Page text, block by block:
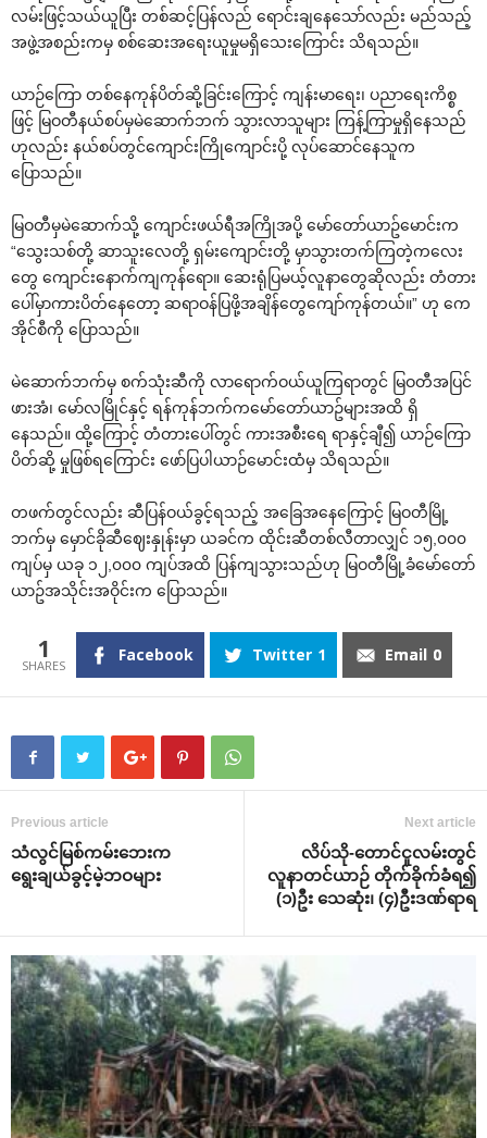
လမ်းဖြင့်သယ်ယူပြီး တစ်ဆင့်ပြန်လည် ရောင်းချနေသော်လည်း မည်သည့်
အဖွဲ့အစည်းကမှ စစ်ဆေးအရေးယူမှုမရှိသေးကြောင်း သိရသည်။
ယာဉ်ကြော တစ်နေကုန်ပိတ်ဆို့ခြင်းကြောင့် ကျန်းမာရေး၊ ပညာ‌ရေးကိစ္စ
ဖြင့် မြဝတီနယ်စပ်မှမဲဆောက်ဘက် သွားလာသူများ ကြန့်ကြာမှုရှိနေသည်
ဟုလည်း နယ်စပ်တွင်ကျောင်းကြိုကျောင်းပို့ လုပ်ဆောင်နေသူက
ပြောသည်။
မြဝတီမှမဲဆောက်သို့ ကျောင်းဖယ်ရီအကြိုအပို့ မော်တော်ယာဥ်မောင်းက
“သွေးသစ်တို့ ဆာသူးလေတို့ ရှမ်းကျောင်းတို့ မှာသွားတက်ကြတဲ့ကလေး
တွေ ကျောင်းနောက်ကျကုန်ရော။ ဆေးရုံပြမယ့်လူနာတွေဆိုလည်း တံတား
ပေါ်မှာကားပိတ်နေတော့ ဆရာဝန်ပြဖို့အချိန်တွေကျော်ကုန်တယ်။” ဟု ကေ
အိုင်စီကို ပြောသည်။
မဲဆောက်ဘက်မှ စက်သုံးဆီကို လာရောက်ဝယ်ယူကြရာတွင် မြဝတီအပြင်
ဖားအံ၊ မော်လမြိုင်နှင့် ရန်ကုန်ဘက်ကမော်တော်ယာဥ်များအထိ ရှိ
နေသည်။ ထို့ကြောင့် တံတားပေါ်တွင် ကားအစီးရေ ရာနှင့်ချီ၍ ယာဉ်ကြော
ပိတ်ဆို့ မှုဖြစ်ရကြောင်း ဖော်ပြပါယာဉ်မောင်းထံမှ သိရသည်။
တဖက်တွင်လည်း ဆီပြန်ဝယ်ခွင့်ရသည့် အခြေအနေကြောင့် မြဝတီမြို့
ဘက်မှ မှောင်ခိုဆီဈေးနှုန်းမှာ ယခင်က ထိုင်းဆီတစ်လီတာလျှင် ၁၅,၀၀၀
ကျပ်မှ ယခု ၁၂,၀၀၀ ကျပ်အထိ ပြန်ကျသွားသည်ဟု မြဝတီမြို့ခံမော်တော်
ယာဥ်အသိုင်းအဝိုင်းက ပြောသည်။
1 Facebook Twitter 1 Email 0
Previous article
သံလွင်မြစ်ကမ်းဘေးက
ရွေးချယ်ခွင့်မဲ့ဘဝများ
Next article
လိပ်သို-တောင်ငူလမ်းတွင်
လူနာတင်ယာဉ် တိုက်ခိုက်ခံရ၍
(၁)ဦး သေဆုံး၊ (၄)ဦးဒဏ်ရာရ